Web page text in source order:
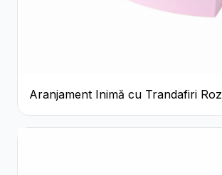
Aranjament Inimă cu Trandafiri Roz
și Gypsophila Albă